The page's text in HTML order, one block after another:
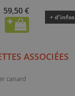
59,50 €
+ d’infos
ASSOCIÉES